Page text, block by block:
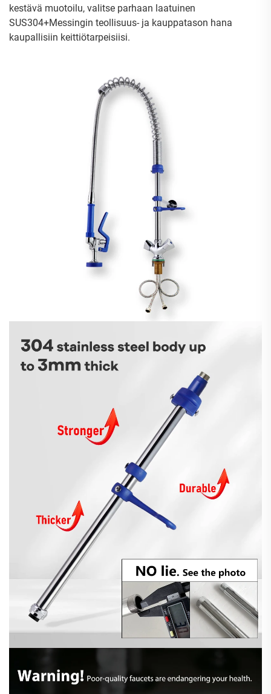
kestävä muotoilu, valitse parhaan laatuinen
SUS304+Messingin teollisuus- ja kauppatason hana
kaupallisiin keittiötarpeisiisi.